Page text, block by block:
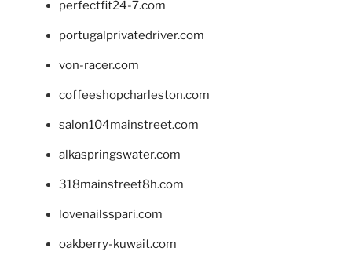
perfectfit24-7.com
portugalprivatedriver.com
von-racer.com
coffeeshopcharleston.com
salon104mainstreet.com
alkaspringswater.com
318mainstreet8h.com
lovenailsspari.com
oakberry-kuwait.com